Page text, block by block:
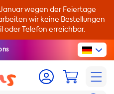
wegen der Feiertage
wir keine Bestellungen
oder Telefon erreichbar.